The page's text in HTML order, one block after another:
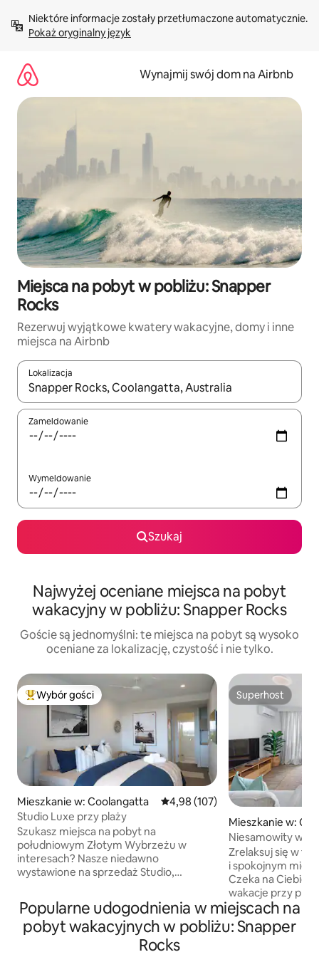
treści Pokaż oryginalny język
Wynajmij swój dom na Airbnb
Miejsca na pobyt w pobliżu: Snapper
Rocks
Rezerwuj wyjątkowe kwatery wakacyjne, domy i inne
miejsca na Airbnb
Lokalizacja
Gdy wyniki będą dostępne, możesz poruszać się po nich za
Zameldowanie
Wymeldowanie
Szukaj
Najwyżej oceniane miejsca na pobyt
wakacyjny w pobliżu: Snapper Rocks
Goście są jednomyślni: te miejsca na pobyt są wysoko
oceniane za lokalizację, czystość i nie tylko.
Najpopularniejsze z kategorii Wybór gości
Wybór gości
Mieszkanie w: Coolangatta Średnia ocena: 4,98 na 5, liczba
4,98 (107)
Studio Luxe przy plaży
Szukasz miejsca na pobyt na
południowym Złotym Wybrzeżu w
interesach? Nasze niedawno
wystawione na sprzedaż Studio,
Coast, to idealny wybór dla osób
podróżujących służbowo lub samotnie!
Oferowane miejsce położone jest
w pobliżu centrum, niedaleko przebiega
autostrada, a w okolicy są restauracje
Superhost
Superhost
Mieszkanie w:
Niesamowity
lokalizacja Kirra
Zrelaksuj się w
i spokojnym
Czeka na Ciebie
wakacje przy
Gardens. Ten
sypialniami
ocean, od
Popularne udogodnienia w miejscach na
pobyt wakacyjnych w pobliżu: Snapper
Rocks